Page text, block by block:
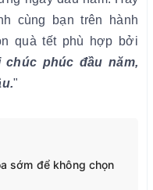
cùng bạn trên hành
quà tết phù hợp bởi
phúc đầu năm,
"
sớm để không chọn